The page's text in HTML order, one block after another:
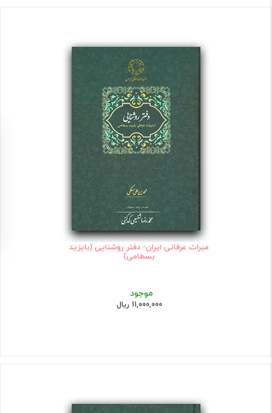
میراث عرفانی ایران- دفتر روشنایی (بایزید
بسطامی)
موجود
11,000,000 ریال